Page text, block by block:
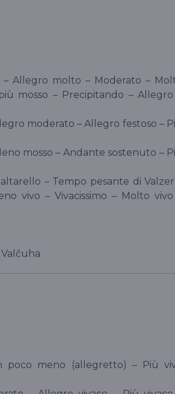
Allegro molto – Moderato –
mosso – Precipitando –
moderato – Allegro festoso –
mosso – Andante sostenuto –
– Tempo pesante di
vivo – Vivacissimo – Molto
poco meno (allegretto) – Più